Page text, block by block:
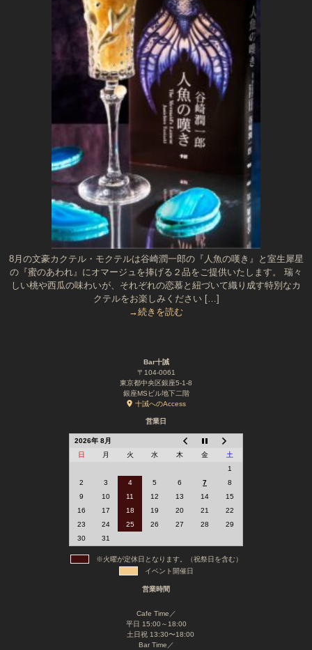
8月の文豪カクテル・モクテルは谷崎潤一郎の『人魚の嘆き』と室生犀星
の『蜜のあわれ』にオマージュを捧げる２品をご提供いたします。 瑞々
しい桃や西瓜の味わいが、それぞれの恋慕と紐づいて織り成す特別なカ
クテルをお楽しみください […]
→続きを読む
Bar十誡
〒104-0061
東京都中央区銀座5-1-8
銀座MSビル地下二階
十誡へのAccess
営業日
2026年 8月
日
月 火 水 木 金
土
1
2
3 4 5 6 7
8
9
10 11 12 13 14
15
16
17 18 19 20 21
22
23
24 25 26 27 28
29
30
31
※火曜が定休日となります。（祝祭日を含む）
イベント開催日
営業時間
Cafe Time／
平日 15:00～18:00
土日祝 13:30〜18:00
Bar Time／